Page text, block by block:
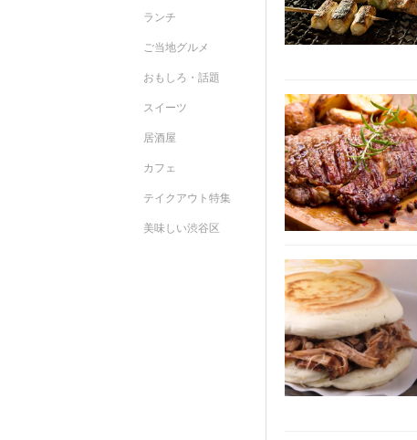
ランチ
ご当地グルメ
おもしろ・話題
スイーツ
居酒屋
カフェ
テイクアウト特集
美味しい渋谷区